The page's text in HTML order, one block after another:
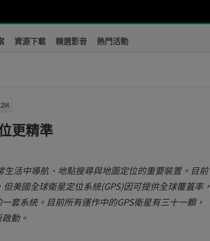
資源下載 精選影音 熱門活動
更精準
活中導航、地點搜尋與地圖定位的重要裝置。目前
美國全球衛星定位系統(GPS)因可提供全球覆蓋率，
套系統。目前所有運作中的GPS衛星有三十一顆，
動。